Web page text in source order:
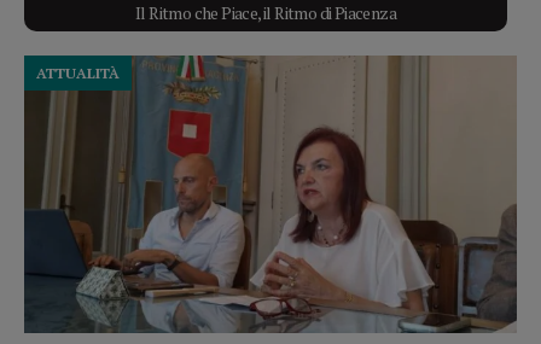
Il Ritmo che Piace, il Ritmo di Piacenza
ATTUALITÀ